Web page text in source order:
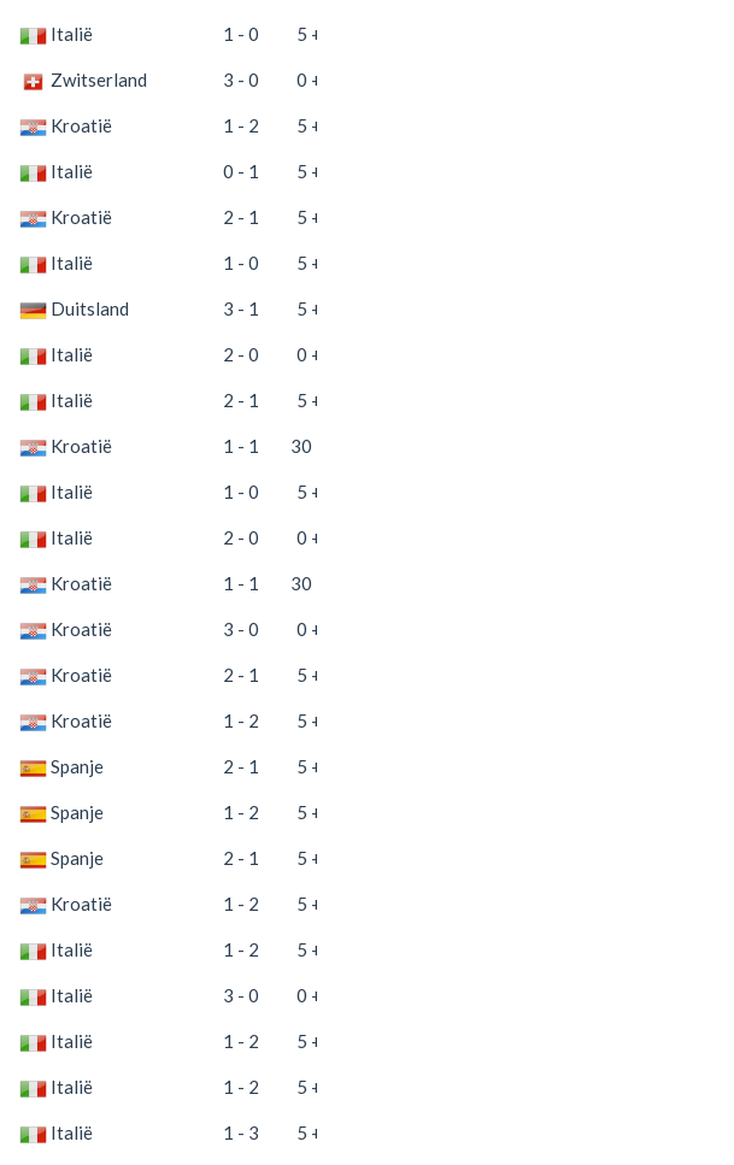
Italië 1 - 0 5 + 25
Zwitserland 3 - 0 0 + 50
Kroatië 1 - 2 5 + 25
Italië 0 - 1 5 + 25
Kroatië 2 - 1 5 + 25
Italië 1 - 0 5 + 25
Duitsland 3 - 1 5 + 35
Italië 2 - 0 0 + 25
Italië 2 - 1 5 + 25
Kroatië 1 - 1 30 + 25
Italië 1 - 0 5 + 25
Italië 2 - 0 0 + 25
Kroatië 1 - 1 30 + 25
Kroatië 3 - 0 0 + 25
Kroatië 2 - 1 5 + 25
Kroatië 1 - 2 5 + 25
Spanje 2 - 1 5 + 35
Spanje 1 - 2 5 + 35
Spanje 2 - 1 5 + 35
Kroatië 1 - 2 5 + 25
Italië 1 - 2 5 + 25
Italië 3 - 0 0 + 25
Italië 1 - 2 5 + 25
Italië 1 - 2 5 + 25
Italië 1 - 3 5 + 25